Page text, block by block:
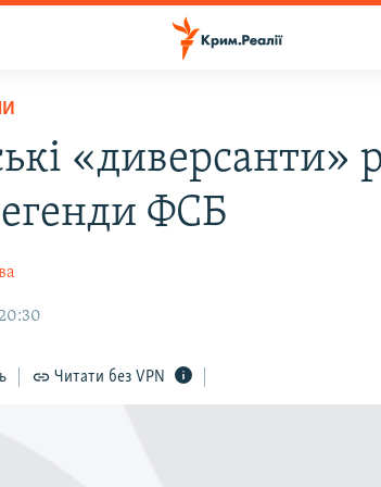
«диверсанти»
ФСБ
Читати без VPN